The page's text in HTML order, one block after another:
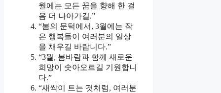
월에는 모든 꿈을 향해 한 걸
음 더 나아가길.”
“봄의 문턱에서, 3월에는 작
은 행복들이 여러분의 일상
을 채우길 바랍니다.”
“3월, 봄바람과 함께 새로운
희망이 솟아오르길 기원합니
다.”
“새싹이 트는 것처럼, 여러분